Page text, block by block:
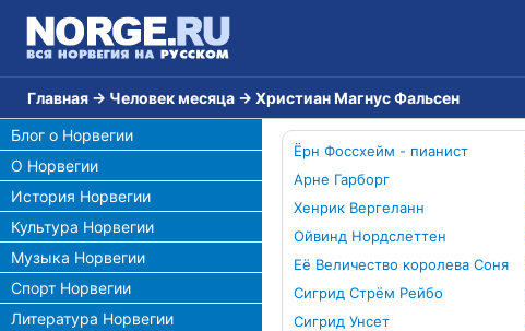
Главная → Человек месяца → Христиан Магнус Фальсен
Блог о Норвегии
О Норвегии
История Норвегии
Культура Норвегии
Музыка Норвегии
Спорт Норвегии
Литература Норвегии
Ёрн Фоссхейм - пианист
Арне Гарборг
Хенрик Вергеланн
Ойвинд Нордслеттен
Её Величество королева Соня
Сигрид Стрём Рейбо
Сигрид Унсет